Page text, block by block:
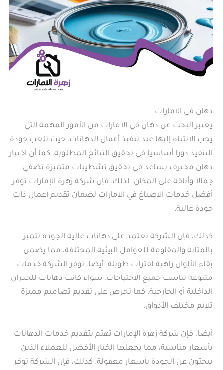
دهان في الامارات
يعتبر البحث عن دهان في الامارات من الأمور المهمة التي
يجب الانتباه إليها عند تنفيذ أعمال الدهانات، حيث تلعب جودة
التنفيذ دورا أساسيا في تحقيق النتائج المطلوبة. كما أن اختيار
دهان محترف يساعد في تحقيق تشطيبات متميزة تضفي
جمالا وأناقة على المكان. لذلك، فإن شركة زهرة الإمارات توفر
أفضل خدمات الاصباغ في الامارات لضمان تقديم أعمال ذات
جودة عالية.
كذلك، فإن الشركة تعتمد على دهانات عالية الجودة تتميز
بالمتانة والمقاومة للعوامل البيئية المختلفة، مما يضمن
بقاء الألوان زاهية لفترات طويلة. أيضا، توفر الشركة خدمات
متنوعة تناسب جميع الاحتياجات، سواء كانت دهانات للجدران
الداخلية أو الخارجية. كما تحرص على تقديم تصاميم مميزة
تلائم مختلف الأذواق.
أيضا، فإن شركة زهرة الإمارات تهتم بتقديم خدمات الدهانات
بأسعار مناسبة، مما يجعلها الخيار الأفضل للعملاء الذين
يبحثون عن الجودة بأسعار معقولة. كذلك، فإن الشركة توفر